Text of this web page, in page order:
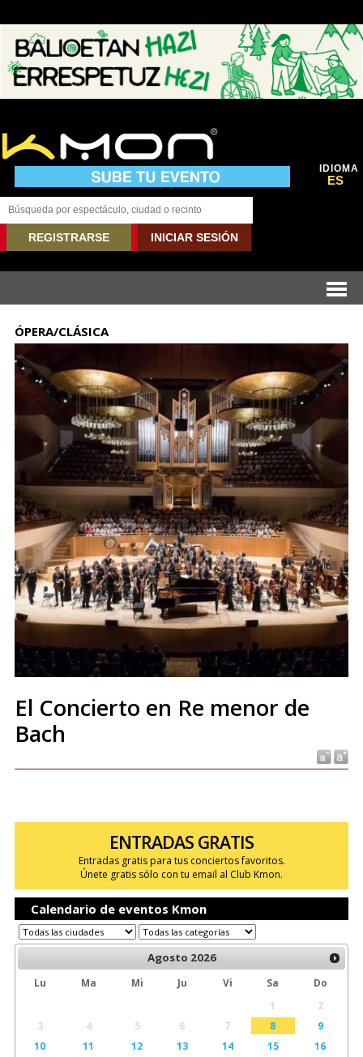
IDIOMA
ES
REGISTRARSE INICIAR SESIÓN
ÓPERA/CLÁSICA
El Concierto en Re menor de
Bach
ENTRADAS GRATIS
Entradas gratis para tus conciertos favoritos.
Únete gratis sólo con tu email al Club Kmon.
Calendario de eventos Kmon
Agosto 2026
Lu Ma Mi Ju Vi Sa
Do
1
2
3
4 5 6 7 8
9
10
11 12 13 14 15
16